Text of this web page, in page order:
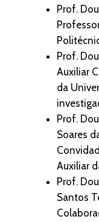
Prof.
Prof.
Auxiliar
da
Prof.
Soares
Auxiliar
Prof.
Santos